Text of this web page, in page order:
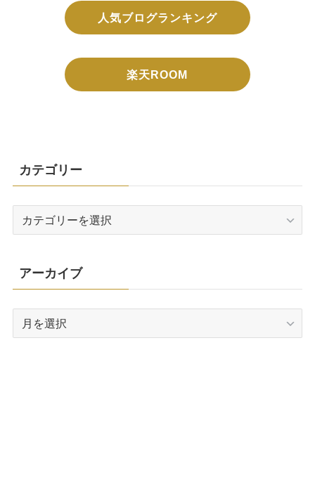
人気ブログランキング
楽天ROOM
カテゴリー
リ
ー
アーカイブ